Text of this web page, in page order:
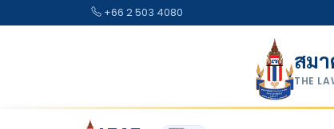
+66 2 503 4080
สม
THE